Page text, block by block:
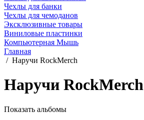
Чехлы для банки
Чехлы для чемоданов
Эксклюзивные товары
Виниловые пластинки
Компьютерная Мышь
Главная
/ Наручи RockMerch
Наручи RockMerch
Показать альбомы